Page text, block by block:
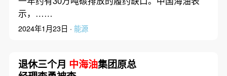
示，……
2024年1月23日 · 能源
退休三个月 中海油集团原总